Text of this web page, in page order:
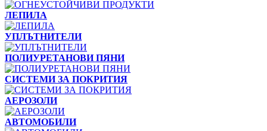
ЛЕПИЛА
УПЛЪТНИТЕЛИ
ПОЛИУРЕТАНОВИ ПЯНИ
СИСТЕМИ ЗА ПОКРИТИЯ
АЕРОЗОЛИ
АВТОМОБИЛИ